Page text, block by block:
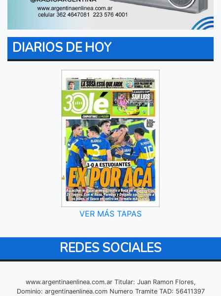
DIARIOS DE HOY
VER MÁS TAPAS
REDES SOCIALES
www.argentinaenlinea.com.ar Titular: Juan Ramon Flores,
Dominio: argentinaenlinea.com Numero Tramite TAD: 56411397